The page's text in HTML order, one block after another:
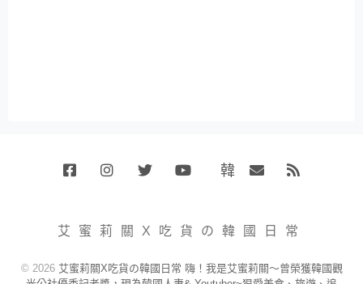
韓
小
賣
艾蜜莉關X吃貨の韓國日常
© 2026 艾蜜莉關X吃貨の韓國日常 嗨！我是艾蜜莉關～曾榮獲韓國觀